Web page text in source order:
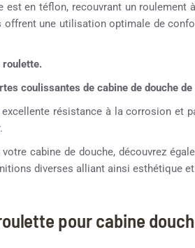
est en téflon, recouvrant un roulement
offrent une utilisation optimale de
roulette.
coulissantes de cabine de douche
résistance à la corrosion et
cabine de douche, découvrez
diverses alliant ainsi esthétique
pour cabine